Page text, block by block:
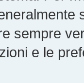
sempre
e le